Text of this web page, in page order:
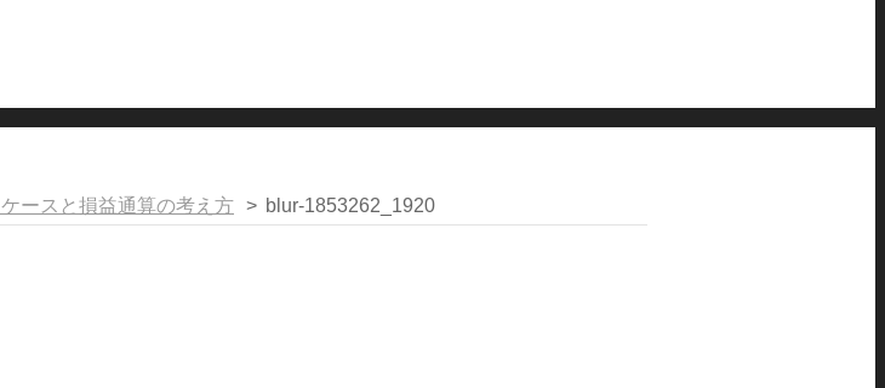
ースと損益通算の考え方 > blur-1853262_1920